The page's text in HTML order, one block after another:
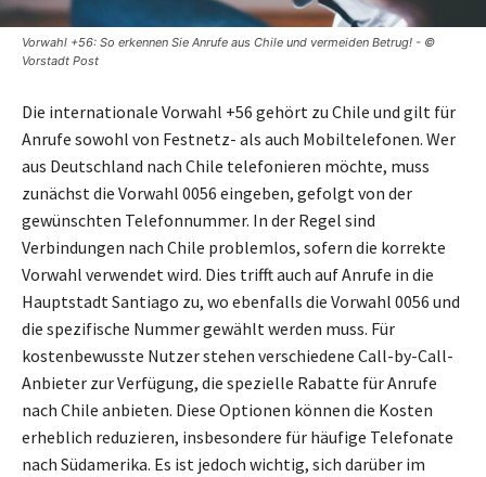
Vorwahl +56: So erkennen Sie Anrufe aus Chile und vermeiden Betrug! - ©
Vorstadt Post
Die internationale Vorwahl +56 gehört zu Chile und gilt für
Anrufe sowohl von Festnetz- als auch Mobiltelefonen. Wer
aus Deutschland nach Chile telefonieren möchte, muss
zunächst die Vorwahl 0056 eingeben, gefolgt von der
gewünschten Telefonnummer. In der Regel sind
Verbindungen nach Chile problemlos, sofern die korrekte
Vorwahl verwendet wird. Dies trifft auch auf Anrufe in die
Hauptstadt Santiago zu, wo ebenfalls die Vorwahl 0056 und
die spezifische Nummer gewählt werden muss. Für
kostenbewusste Nutzer stehen verschiedene Call-by-Call-
Anbieter zur Verfügung, die spezielle Rabatte für Anrufe
nach Chile anbieten. Diese Optionen können die Kosten
erheblich reduzieren, insbesondere für häufige Telefonate
nach Südamerika. Es ist jedoch wichtig, sich darüber im